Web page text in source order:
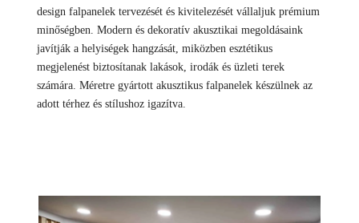
design falpanelek tervezését és kivitelezését vállaljuk prémium
minőségben. Modern és dekoratív akusztikai megoldásaink
javítják a helyiségek hangzását, miközben esztétikus
megjelenést biztosítanak lakások, irodák és üzleti terek
számára. Méretre gyártott akusztikus falpanelek készülnek az
adott térhez és stílushoz igazítva.